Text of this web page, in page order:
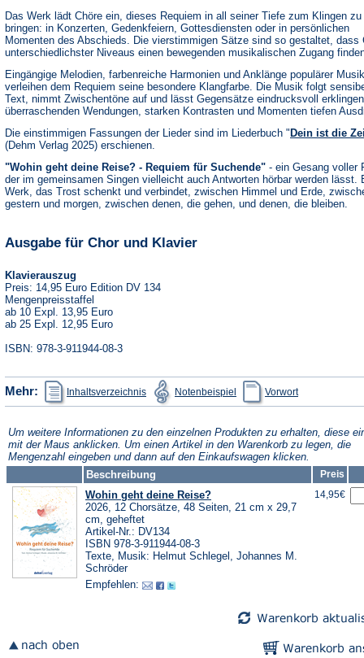
Das Werk lädt Chöre ein, dieses Requiem in all seiner Tiefe zum Klingen zu
bringen: in Konzerten, Gedenkfeiern, Gottesdiensten oder in persönlichen
Momenten des Abschieds. Die vierstimmigen Sätze sind so gestaltet, dass
unterschiedlichster Niveaus einen bewegenden musikalischen Zugang
Eingängige Melodien, farbenreiche Harmonien und Anklänge populärer
verleihen dem Requiem seine besondere Klangfarbe. Die Musik folgt
Text, nimmt Zwischentöne auf und lässt Gegensätze eindrucksvoll
überraschenden Wendungen, starken Kontrasten und Momenten tiefen
Die einstimmigen Fassungen der Lieder sind im Liederbuch " Dein ist die
(Dehm Verlag 2025) erschienen.
"Wohin geht deine Reise? - Requiem für Suchende" - ein Gesang voller
der im gemeinsamen Singen vielleicht auch Antworten hörbar werden lässt.
Werk, das Trost schenkt und verbindet, zwischen Himmel und Erde,
gestern und morgen, zwischen denen, die gehen, und denen, die bleiben.
Ausgabe für Chor und Klavier
Klavierauszug
Preis: 14,95 Euro Edition DV 134
Mengenpreisstaffel
ab 10 Expl. 13,95 Euro
ab 25 Expl. 12,95 Euro
ISBN: 978-3-911944-08-3
Mehr: Inhaltsverzeichnis
(Öffnet
in
einem
Tab)
Notenbeispiel
(Öffnet
in
einem
Tab)
Vorwortin
einem
Tab)
Um weitere Informationen zu den einzelnen Produkten zu erhalten, diese
mit der Maus anklicken. Um einen Artikel in den Warenkorb zu legen, die
Mengenzahl eingeben und dann auf den Einkaufswagen klicken.
Beschreibung
Preis
Wohin geht deine Reise?
2026, 12 Chorsätze, 48 Seiten, 21 cm x 29,7
cm, geheftet
Artikel-Nr.: DV134
ISBN 978-3-911944-08-3
Texte, Musik: Helmut Schlegel, Johannes M.
Schröder
Empfehlen:
14,95€